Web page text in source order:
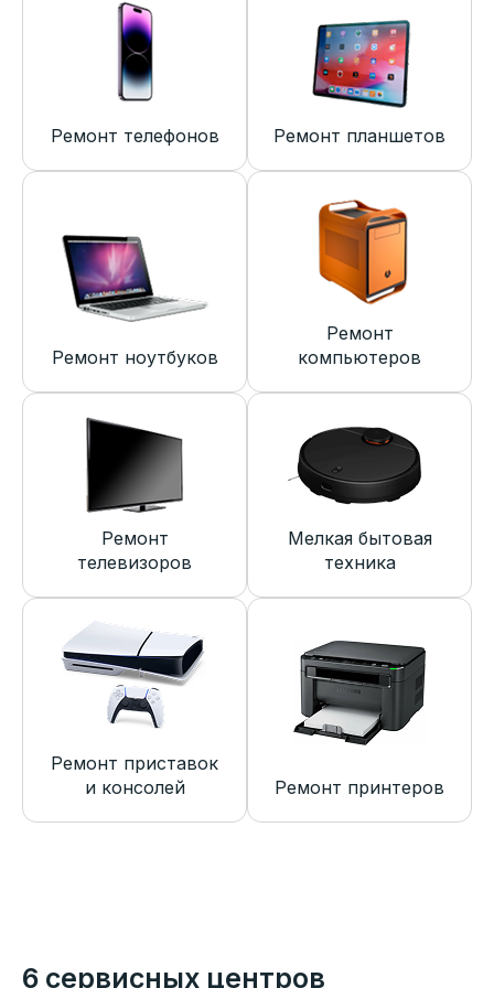
Ремонт телефонов Ремонт планшетов
Ремонт ноутбуков
Ремонт
компьютеров
Ремонт
телевизоров
Мелкая бытовая
техника
Ремонт приставок
и консолей
Ремонт принтеров
6 сервисных центров